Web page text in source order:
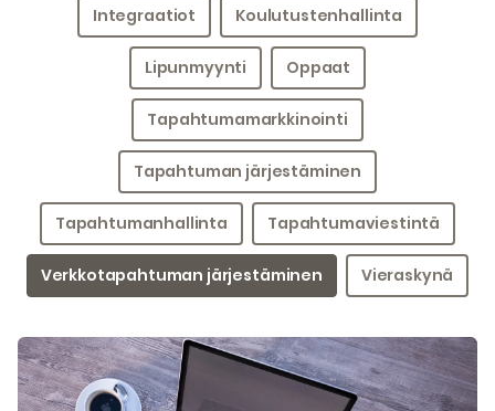
Integraatiot Koulutustenhallinta
Lipunmyynti Oppaat
Tapahtumamarkkinointi
Tapahtuman järjestäminen
Tapahtumanhallinta Tapahtumaviestintä
Verkkotapahtuman järjestäminen Vieraskynä